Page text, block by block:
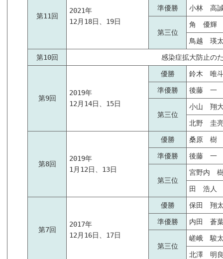
第11回
2021年
12月18日、19日
準優勝 小林 高
第三位
角 優輝
鳥越 瑛
第10回 感染症拡大防止の
第9回
2019年
12月14日、15日
優勝 鈴木 唯
準優勝 後藤 一
第三位
小山 翔
北野 圭
第8回
2019年
1月12日、13日
優勝 桑原 樹
準優勝 後藤 一
第三位
宮野内
田 浩人
第7回
2017年
12月16日、17日
優勝 保田 翔
準優勝 内田 蒼
第三位
嵯峨 駿
北澤 明